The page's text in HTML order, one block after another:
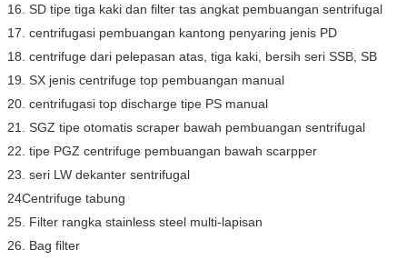
16. SD tipe tiga kaki dan filter tas angkat pembuangan sentrifugal
17. centrifugasi pembuangan kantong penyaring jenis PD
18. centrifuge dari pelepasan atas, tiga kaki, bersih seri SSB, SB
19. SX jenis centrifuge top pembuangan manual
20. centrifugasi top discharge tipe PS manual
21. SGZ tipe otomatis scraper bawah pembuangan sentrifugal
22. tipe PGZ centrifuge pembuangan bawah scarpper
23. seri LW dekanter sentrifugal
24Centrifuge tabung
25. Filter rangka stainless steel multi-lapisan
26. Bag filter